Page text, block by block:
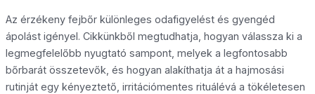
Az érzékeny fejbőr különleges odafigyelést és gyengéd
ápolást igényel. Cikkünkből megtudhatja, hogyan válassza ki a
legmegfelelőbb nyugtató sampont, melyek a legfontosabb
bőrbarát összetevők, és hogyan alakíthatja át a hajmosási
rutinját egy kényeztető, irritációmentes rituálévá a tökéletesen